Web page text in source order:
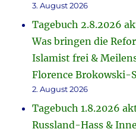
3. August 2026
Tagebuch 2.8.2026
Was bringen die
Islamist frei &
Florence Brokowski-
2. August 2026
Tagebuch 1.8.2026
Russland-Hass &